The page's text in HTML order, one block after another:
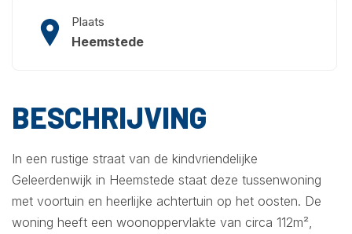
Plaats
Heemstede
BESCHRIJVING
In een rustige straat van de kindvriendelijke
Geleerdenwijk in Heemstede staat deze tussenwoning
met voortuin en heerlijke achtertuin op het oosten. De
woning heeft een woonoppervlakte van circa 112m²,